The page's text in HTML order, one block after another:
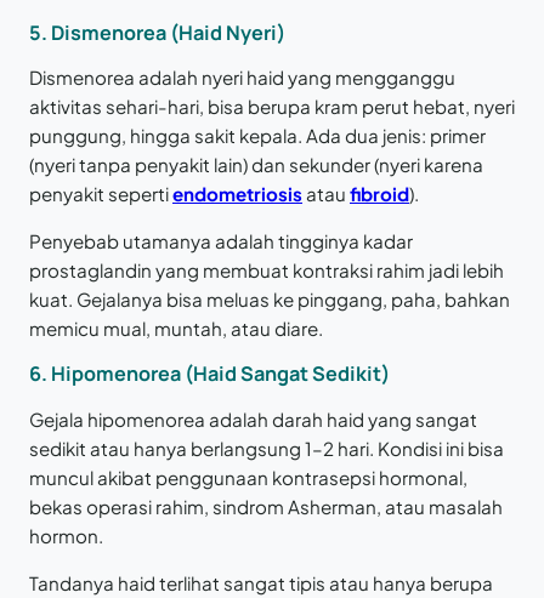
5. Dismenorea (Haid Nyeri)
Dismenorea adalah nyeri haid yang mengganggu
aktivitas sehari-hari, bisa berupa kram perut hebat, nyeri
punggung, hingga sakit kepala. Ada dua jenis: primer
(nyeri tanpa penyakit lain) dan sekunder (nyeri karena
penyakit sepertiendometriosisatau fibroid).
Penyebab utamanya adalah tingginya kadar
prostaglandin yang membuat kontraksi rahim jadi lebih
kuat. Gejalanya bisa meluas ke pinggang, paha, bahkan
memicu mual, muntah, atau diare.
6. Hipomenorea (Haid Sangat Sedikit)
Gejala hipomenorea adalah darah haid yang sangat
sedikit atau hanya berlangsung 1–2 hari. Kondisi ini bisa
muncul akibat penggunaan kontrasepsi hormonal,
bekas operasi rahim, sindrom Asherman, atau masalah
hormon.
Tandanya haid terlihat sangat tipis atau hanya berupa